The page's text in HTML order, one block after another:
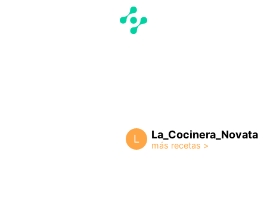
L La_Cocinera_Novata